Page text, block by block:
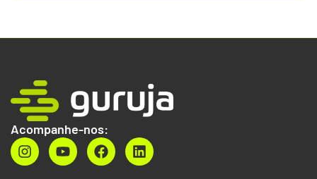
Acompanhe-nos: